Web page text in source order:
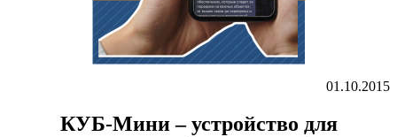
01.10.2015
КУБ-Мини – устройство для